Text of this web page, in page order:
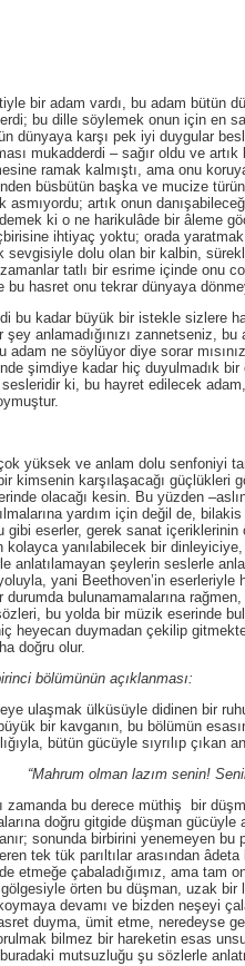
adam vardı, bu adam bütün
bu dille söylemek onun için en
dünyaya karşı pek iyi duygular
mukadderdi – sağır oldu ve
ramak kalmıştı, ama onu
büsbütün başka ve mucize
asmıyordu; artık onun
ki o ne harikulâde bir âleme
ihtiyaç yoktu; orada
sevgisiyle dolu olan bir kalbin,
tatlı bir esrime içinde onu
bu hasret onu tekrar dünyaya
büyük bir istekle sizlere
şey anlamadığınızı zannetseniz,
adam ne söylüyor diye sorar
şimdiye kadar hiç duyulmadık
ki, bu hayret edilecek
ve anlam dolu senfoniyi tam
kimsenin karşılaşacağı güçlükleri
olacağı kesin. Bu yüzden
yardım için değil de,
gibi eserler, gerek sanat
kolayca yanılabilecek bir
anlatılamayan şeylerin seslerle
yani Beethoven’in
durumda bulunamamalarına
bu yolda bir müzik eserinde
heyecan duymadan çekilip
doğru olur.
bölümünün açıklanması:
ülküsüyle didinen bir ruhun,
bir kavganın, bu bölümün
bütün gücüyle sıyrılıp
olman lazım senin! Senin
bu derece müthiş bir
doğru gitgide düşman
sonunda birbirini yenemeyen
tek tük parıltılar arasından
etmeğe çabaladığımız, ama tam
gölgesiyle örten bu düşman, uzak
devamı ve bizden neşeyi
duyma, ümit etme, neredeyse
bilmez bir hareketin esas
mutsuzluğu şu sözlerle